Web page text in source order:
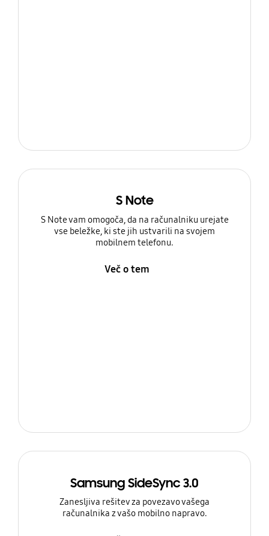
S Note
S Note vam omogoča, da na računalniku urejate
vse beležke, ki ste jih ustvarili na svojem
mobilnem telefonu.
Več o tem
Samsung SideSync 3.0
Zanesljiva rešitev za povezavo vašega
računalnika z vašo mobilno napravo.